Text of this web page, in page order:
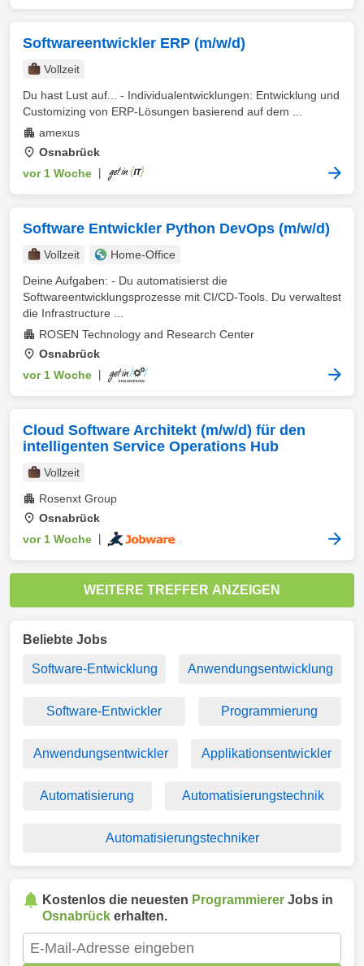
Softwareentwickler ERP (m/w/d)
Vollzeit
Du hast Lust auf... - Individualentwicklungen: Entwicklung und
Customizing von ERP-Lösungen basierend auf dem ...
amexus
Osnabrück
vor 1 Woche
Software Entwickler Python DevOps (m/w/d)
Vollzeit
Home-Office
Deine Aufgaben: - Du automatisierst die
Softwareentwicklungsprozesse mit CI/CD-Tools. Du verwaltest
die Infrastructure ...
ROSEN Technology and Research Center
Osnabrück
vor 1 Woche
Cloud Software Architekt (m/w/d) für den
intelligenten Service Operations Hub
Vollzeit
Rosenxt Group
Osnabrück
vor 1 Woche
WEITERE TREFFER ANZEIGEN
Beliebte Jobs
Software-Entwicklung Anwendungsentwicklung
Software-Entwickler Programmierung
Anwendungsentwickler Applikationsentwickler
Automatisierung Automatisierungstechnik
Automatisierungstechniker
Kostenlos die neuesten Programmierer Jobs in
Osnabrück erhalten.